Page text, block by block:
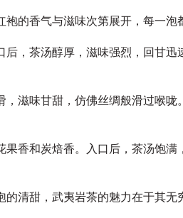
的香气与滋味次第展开，每一泡
，茶汤醇厚，滋味强烈，回甘
滋味甘甜，仿佛丝绸般滑过喉
香和炭焙香。入口后，茶汤饱
清甜，武夷岩茶的魅力在于其